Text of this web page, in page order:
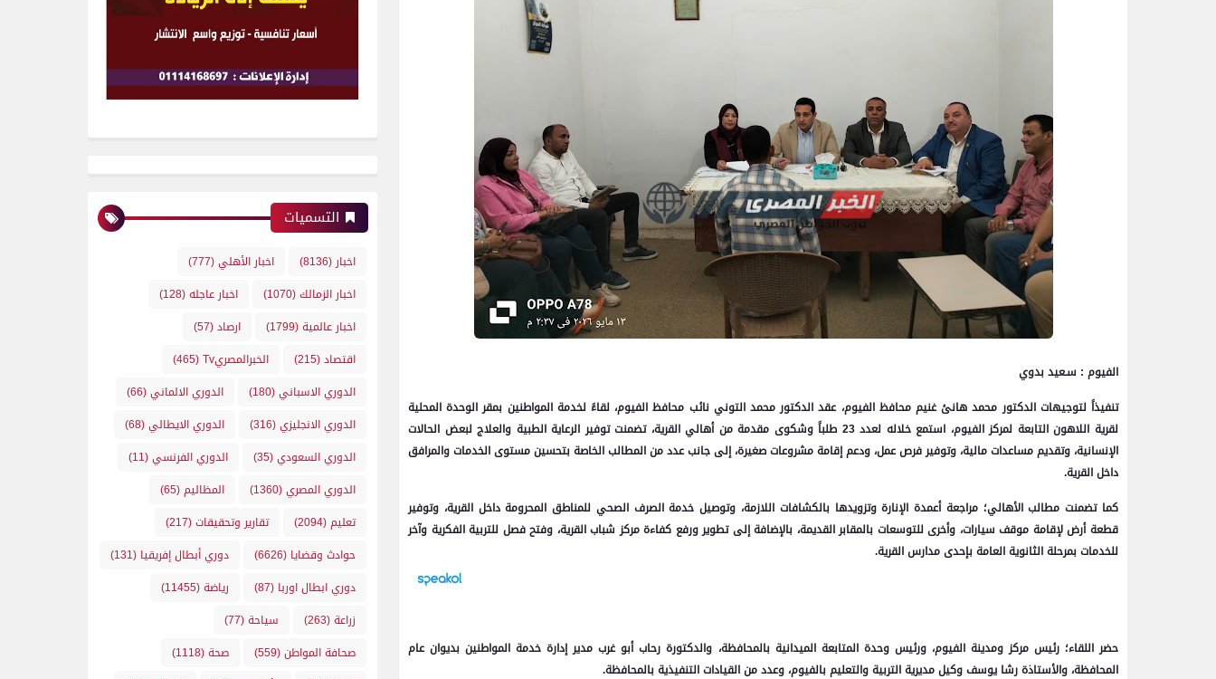
الفيوم : سـعيد بدوي
تنفيذاً لتوجيهات الدكتور محمد هانئ غنيم محافظ الفيوم، عقد الدكتور محمد التوني نائب محافظ الفيوم، لقاءً لخدمة المواطنين بمقر الوحدة المحلية
لقرية اللاهون التابعة لمركز الفيوم، استمع خلاله لعدد 23 طلباً وشكوى مقدمة من أهالي القرية، تضمنت توفير الرعاية الطبية والعلاج لبعض الحالات
الإنسانية، وتقديم مساعدات مالية، وتوفير فرص عمل، ودعم إقامة مشروعات صغيرة، إلى جانب عدد من المطالب الخاصة بتحسين مستوى الخدمات والمرافق
داخل القرية.
كما تضمنت مطالب الأهالي؛ مراجعة أعمدة الإنارة وتزويدها بالكشافات اللازمة، وتوصيل خدمة الصرف الصحي للمناطق المحرومة داخل القرية، وتوفير
قطعة أرض لإقامة موقف سيارات، وأخرى للتوسعات بالمقابر القديمة، بالإضافة إلى تطوير ورفع كفاءة مركز شباب القرية، وفتح فصل للتربية الفكرية وآخر
للخدمات بمرحلة الثانوية العامة بإحدى مدارس القرية.
حضر اللقاء؛ رئيس مركز ومدينة الفيوم، ورئيس وحدة المتابعة الميدانية بالمحافظة، والدكتورة رحاب أبو غرب مدير إدارة خدمة المواطنين بديوان عام
المحافظة، والأستاذة رشا يوسف وكيل مديرية التربية والتعليم بالفيوم، وعدد من القيادات التنفيذية بالمحافظة.
التسميات
اخبار (8136) اخبار الأهلي(777)
اخبار الزمالك(1070) اخبار عاجله(128)
اخبار عالمية(1799) ارصاد(57)
اقتصاد(215) الخبرالمصريTv
(465)
الدوري الاسباني(180) الدوري الالماني(66)
الدوري الانجليزي(316) الدوري الايطالي(68)
الدوري السعودي(35) الدوري الفرنسي(11)
الدوري المصري(1360) المظاليم(65)
تعليم(2094) تقارير وتحقيقات(217)
حوادث وقضايا (6626) دوري أبطال إفريقيا (131)
دوري ابطال اوربا (87) رياضة(11455)
زراعة(263) سياحة(77)
صحافة المواطن(559) صحة(1118)